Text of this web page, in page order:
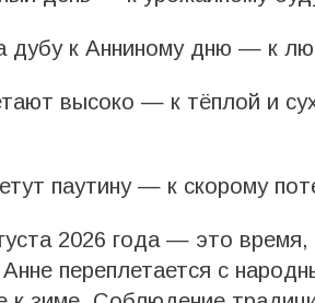
дубу к Анниному дню — к
высоко — к тёплой и
паутину — к скорому
2026 года — это время,
переплетается с